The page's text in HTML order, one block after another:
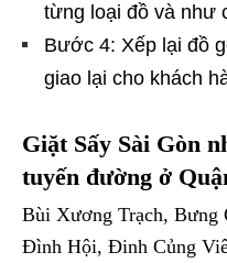
từng loại đồ và như
Bước 4: Xếp lại đồ
giao lại cho khách
Giặt Sấy Sài Gòn
tuyến đường ở
Bùi Xương Trạch, Bưng
Đình Hội, Đinh Củng